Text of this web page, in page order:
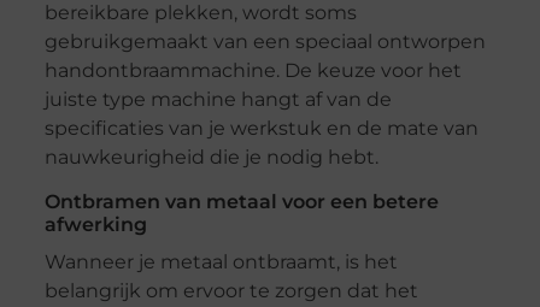
bereikbare plekken, wordt soms
gebruikgemaakt van een speciaal ontworpen
handontbraammachine. De keuze voor het
juiste type machine hangt af van de
specificaties van je werkstuk en de mate van
nauwkeurigheid die je nodig hebt.
Ontbramen van metaal voor een betere
afwerking
Wanneer je metaal ontbraamt, is het
belangrijk om ervoor te zorgen dat het